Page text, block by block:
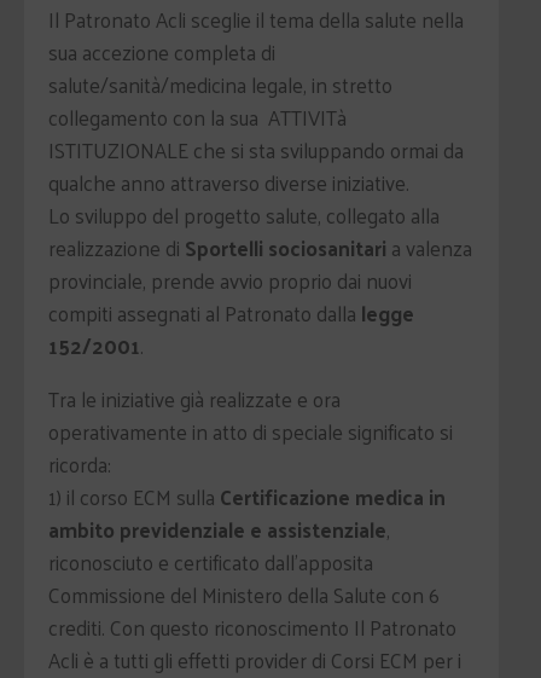
Il Patronato Acli sceglie il tema della salute nella
sua accezione completa di
salute/sanità/medicina legale, in stretto
collegamento con la sua ATTIVITà
ISTITUZIONALE che si sta sviluppando ormai da
qualche anno attraverso diverse iniziative.
Lo sviluppo del progetto salute, collegato alla
realizzazione di Sportelli sociosanitari a valenza
provinciale, prende avvio proprio dai nuovi
compiti assegnati al Patronato dalla legge
152/2001.
Tra le iniziative già realizzate e ora
operativamente in atto di speciale significato si
ricorda:
1) il corso ECM sulla Certificazione medica in
ambito previdenziale e assistenziale,
riconosciuto e certificato dall'apposita
Commissione del Ministero della Salute con 6
crediti. Con questo riconoscimento Il Patronato
Acli è a tutti gli effetti provider di Corsi ECM per i